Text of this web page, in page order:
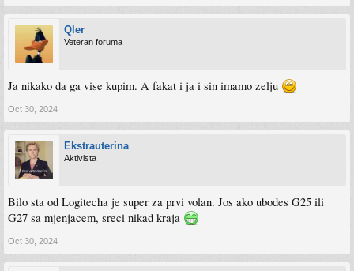
Qler
Veteran foruma
Ja nikako da ga vise kupim. A fakat i ja i sin imamo zelju
Oct 30, 2024
Ekstrauterina
Aktivista
Bilo sta od Logitecha je super za prvi volan. Jos ako ubodes G25 ili
G27 sa mjenjacem, sreci nikad kraja
Oct 30, 2024